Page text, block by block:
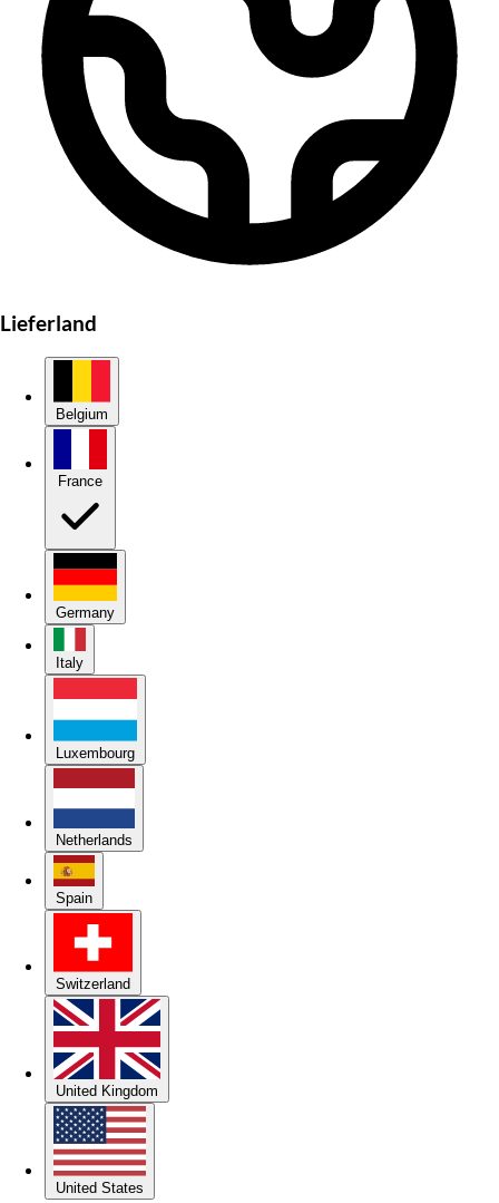
Lieferland
Belgium
Germany
Italy
Luxembourg
Netherlands
Spain
Switzerland
United Kingdom
United States